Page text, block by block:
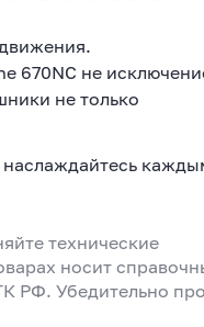
670NC не
не только
наслаждайтесь
технические
носит
РФ. Убедительно